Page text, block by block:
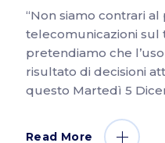
“Non siamo contrari
telecomunicazioni sul
pretendiamo che
risultato di decisioni
questo Martedì 5
Read More